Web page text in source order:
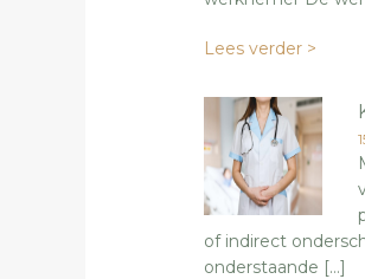
Lees verder >
of indirect
onderstaande […]